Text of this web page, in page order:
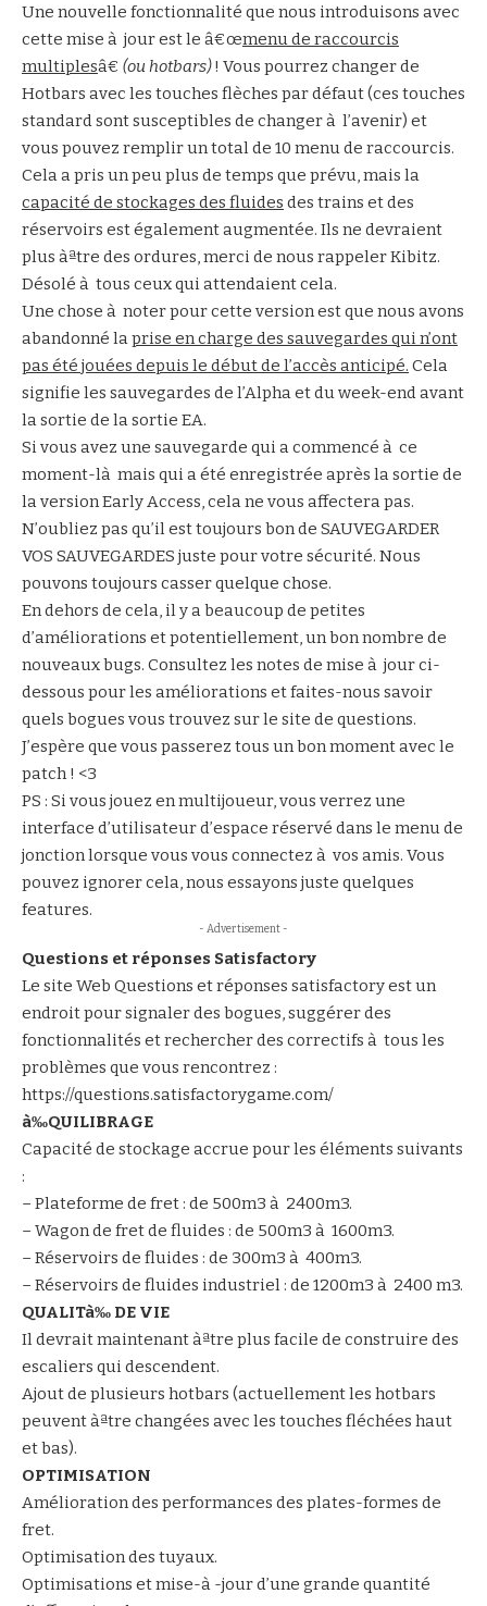
Une nouvelle fonctionnalité que nous introduisons avec
cette mise à jour est le â€œmenu de raccourcis
multiplesâ€ (ou hotbars)! Vous pourrez changer de
Hotbars avec les touches flèches par défaut (ces touches
standard sont susceptibles de changer à l’avenir) et
vous pouvez remplir un total de 10 menu de raccourcis.
Cela a pris un peu plus de temps que prévu, mais la
capacité de stockages des fluides des trains et des
réservoirs est également augmentée. Ils ne devraient
plus àªtre des ordures, merci de nous rappeler Kibitz.
Désolé à tous ceux qui attendaient cela.
Une chose à noter pour cette version est que nous avons
abandonné laprise en charge des sauvegardes qui n’ont
pas été jouées depuis le début de l’accès anticipé. Cela
signifie les sauvegardes de l’Alpha et du week-end avant
la sortie de la sortie EA.
Si vous avez une sauvegarde qui a commencé à ce
moment-là mais qui a été enregistrée après la sortie de
la version Early Access, cela ne vous affectera pas.
N’oubliez pas qu’il est toujours bon de SAUVEGARDER
VOS SAUVEGARDES juste pour votre sécurité. Nous
pouvons toujours casser quelque chose.
En dehors de cela, il y a beaucoup de petites
d’améliorations et potentiellement, un bon nombre de
nouveaux bugs. Consultez les notes de mise à jour ci-
dessous pour les améliorations et faites-nous savoir
quels bogues vous trouvez sur le site de questions.
J’espère que vous passerez tous un bon moment avec le
patch ! <3
PS : Si vous jouez en multijoueur, vous verrez une
interface d’utilisateur d’espace réservé dans le menu de
jonction lorsque vous vous connectez à vos amis. Vous
pouvez ignorer cela, nous essayons juste quelques
features.
- Advertisement -
Questions et réponses Satisfactory
Le site Web Questions et réponses satisfactory est un
endroit pour signaler des bogues, suggérer des
fonctionnalités et rechercher des correctifs à tous les
problèmes que vous rencontrez :
https://questions.satisfactorygame.com/
à‰QUILIBRAGE
Capacité de stockage accrue pour les éléments suivants
:
– Plateforme de fret : de 500m3 à 2400m3.
– Wagon de fret de fluides : de 500m3 à 1600m3.
– Réservoirs de fluides : de 300m3 à 400m3.
– Réservoirs de fluides industriel : de 1200m3 à 2400 m3.
QUALITà‰ DE VIE
Il devrait maintenant àªtre plus facile de construire des
escaliers qui descendent.
Ajout de plusieurs hotbars (actuellement les hotbars
peuvent àªtre changées avec les touches fléchées haut
et bas).
OPTIMISATION
Amélioration des performances des plates-formes de
fret.
Optimisation des tuyaux.
Optimisations et mise-à -jour d’une grande quantité